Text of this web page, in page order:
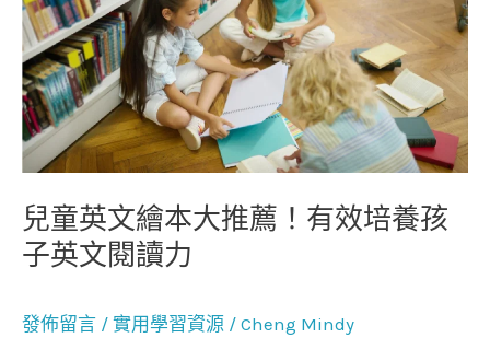
兒童英文繪本大推薦！有效培養孩
子英文閱讀力
發佈留言 / 實用學習資源 / Cheng Mindy
英
文
繪
本
大
推
薦！
有
效
養